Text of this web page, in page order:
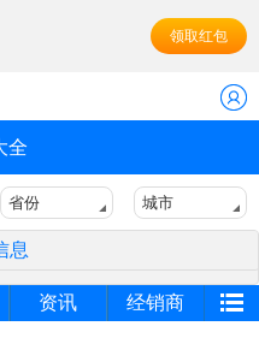
领取红包
全
省份 城市
息
资讯 经销商